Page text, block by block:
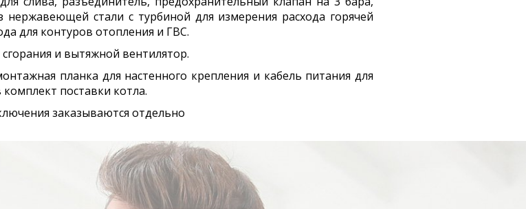
стали с турбиной для измерения расхода горячей
для контуров отопления и ГВС.
и вытяжной вентилятор.
планка для настенного крепления и кабель питания для
поставки котла.
заказываются отдельно